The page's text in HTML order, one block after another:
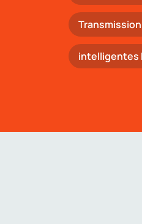
intelligentes